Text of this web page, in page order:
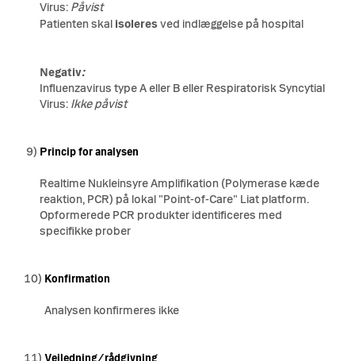
Virus: Påvist
Patienten skal isoleresved indlæggelse på hospital
Negativ:
Influenzavirus type A eller B eller Respiratorisk Syncytial
Virus: Ikke påvist
9) Princip for analysen
Realtime Nukleinsyre Amplifikation (Polymerase kæde
reaktion, PCR) på lokal "Point-of-Care" Liat platform.
Opformerede PCR produkter identificeres med
specifikke prober
10) Konfirmation
Analysen konfirmeres ikke
11) Vejledning/rådgivning